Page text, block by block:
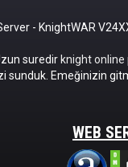
- KnightWAR
suredir knight online
sunduk. Emeğinizin
WEB